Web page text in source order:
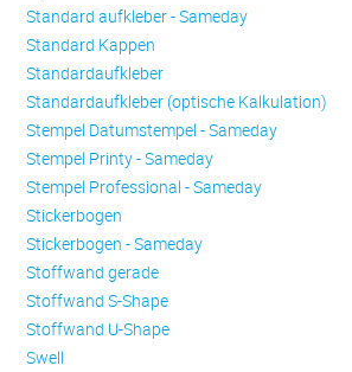
Standard aufkleber - Sameday
Standard Kappen
Standardaufkleber
Standardaufkleber (optische Kalkulation)
Stempel Datumstempel - Sameday
Stempel Printy - Sameday
Stempel Professional - Sameday
Stickerbogen
Stickerbogen - Sameday
Stoffwand gerade
Stoffwand S-Shape
Stoffwand U-Shape
Swell